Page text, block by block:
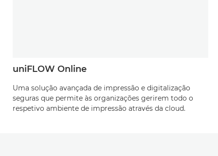
uniFLOW Online
Uma solução avançada de impressão e digitalização
seguras que permite às organizações gerirem todo o
respetivo ambiente de impressão através da cloud.